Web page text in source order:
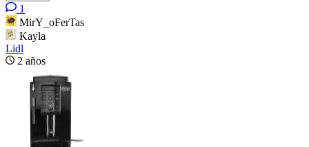
1
MirY_oFerTas
Kayla
Lidl
2 años